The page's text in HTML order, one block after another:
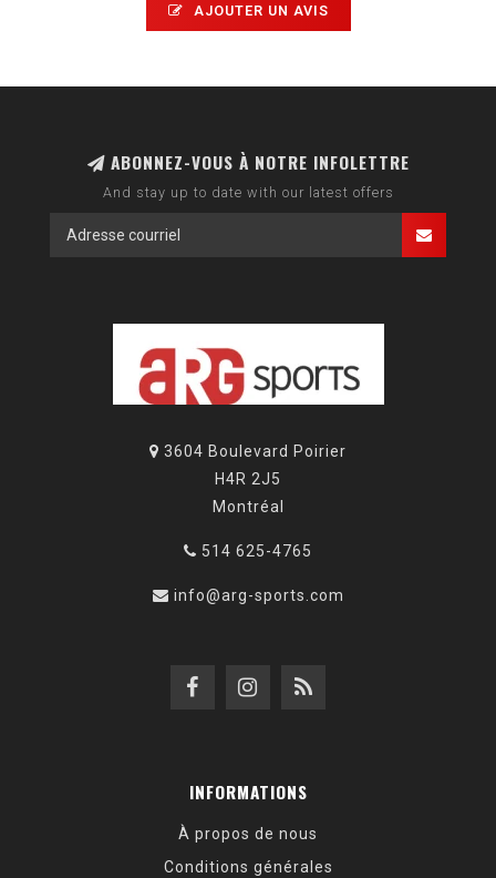
AJOUTER UN AVIS
ABONNEZ-VOUS À NOTRE INFOLETTRE
And stay up to date with our latest offers
3604 Boulevard Poirier
H4R 2J5
Montréal
514 625-4765
info@arg-sports.com
INFORMATIONS
À propos de nous
Conditions générales